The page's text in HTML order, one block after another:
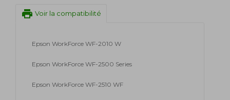
print Voir la compatibilité
Epson WorkForce WF-2010 W
Epson WorkForce WF-2500 Series
Epson WorkForce WF-2510 WF